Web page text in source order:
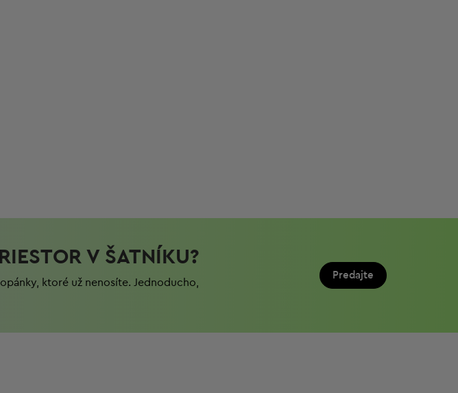
V ŠATNÍKU?
ktoré už nenosíte. Jednoduchо,
Predajte